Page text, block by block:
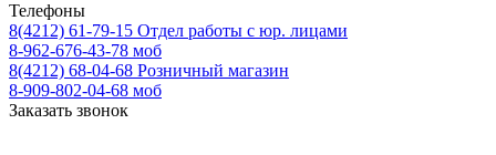
Телефоны
8(4212) 61-79-15 Отдел работы с юр. лицами
8-962-676-43-78 моб
8(4212) 68-04-68 Розничный магазин
8-909-802-04-68 моб
Заказать звонок